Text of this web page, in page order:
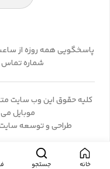
خانه جستجو
شماره تماس
کلیه حقوق این وب سایت
موبایل
طراحی و توسعه